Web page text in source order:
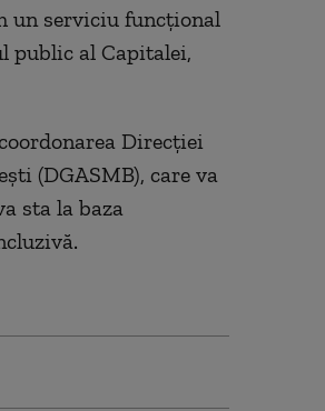
un serviciu funcțional
public al Capitalei,
Direcției
(DGASMB), care va
sta la baza